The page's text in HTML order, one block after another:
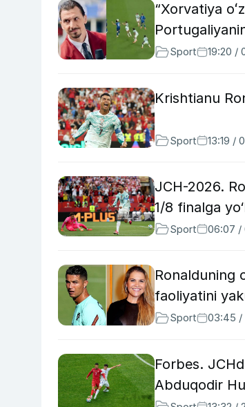
“Xorvatiya
Sport 19:20 /
Krishtianu
Sport 13:19 /
JCH-2026.
1/8 finalga
Sport 06:07 /
Ronalduning
faoliyatini
Sport 03:45 /
Forbes.
Abduqodir